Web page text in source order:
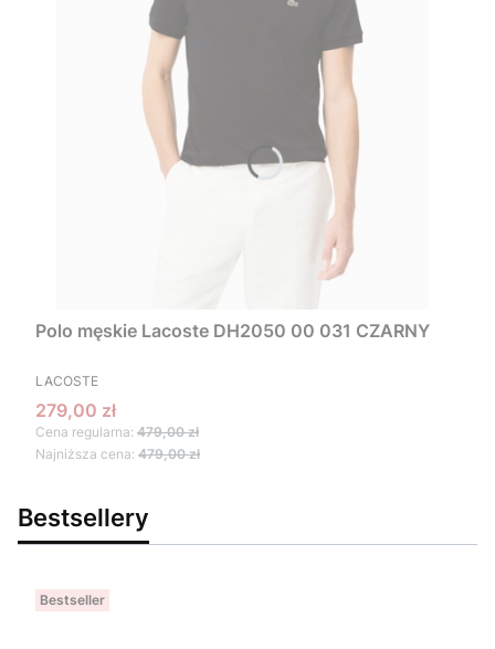
Polo męskie Lacoste DH2050 00 031 CZARNY
PRODUCENT
LACOSTE
Cena promocyjna
279,00 zł
Cena regularna: 479,00 zł
Najniższa cena: 479,00 zł
Bestsellery
Bestseller